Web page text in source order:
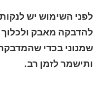
לפני השימוש יש
להדבקה מאבק
שמנוני בכדי
ותישמר לזמן רב.